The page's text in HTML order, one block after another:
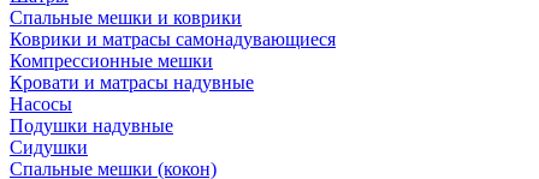
Спальные мешки и коврики
Коврики и матрасы самонадувающиеся
Компрессионные мешки
Кровати и матрасы надувные
Насосы
Подушки надувные
Сидушки
Спальные мешки (кокон)